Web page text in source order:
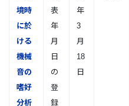
境時
に於
ける
機械
音の
嗜好
分析
表
年
月
日
の
登
録
年
3
月
18
日